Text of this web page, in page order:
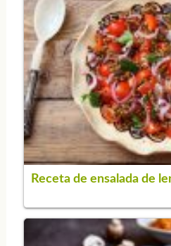
Receta de ensalada de